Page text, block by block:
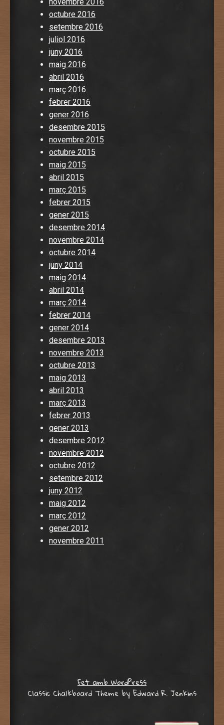
octubre 2016
setembre 2016
juliol 2016
juny 2016
maig 2016
abril 2016
març 2016
febrer 2016
gener 2016
desembre 2015
novembre 2015
octubre 2015
maig 2015
abril 2015
març 2015
febrer 2015
gener 2015
desembre 2014
novembre 2014
octubre 2014
juny 2014
maig 2014
abril 2014
març 2014
febrer 2014
gener 2014
desembre 2013
novembre 2013
octubre 2013
maig 2013
abril 2013
març 2013
febrer 2013
gener 2013
desembre 2012
novembre 2012
octubre 2012
setembre 2012
juny 2012
maig 2012
març 2012
gener 2012
novembre 2011
Fet amb WordPress
Classic Chalkboard Theme by Edward R. Jenkins